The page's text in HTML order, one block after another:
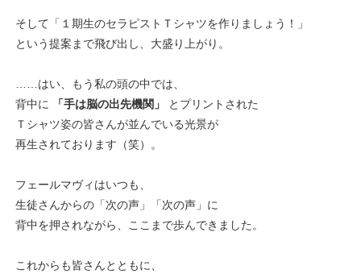
そして「１期生のセラピストＴシャツを作りましょう！」
という提案まで飛び出し、大盛り上がり。
……はい、もう私の頭の中では、
背中に
「手は脳の出先機関」
とプリントされた
Ｔシャツ姿の皆さんが並んでいる光景が
再生されております（笑）。
フェールマヴィはいつも、
生徒さんからの「次の声」「次の声」に
背中を押されながら、ここまで歩んできました。
これからも皆さんとともに、